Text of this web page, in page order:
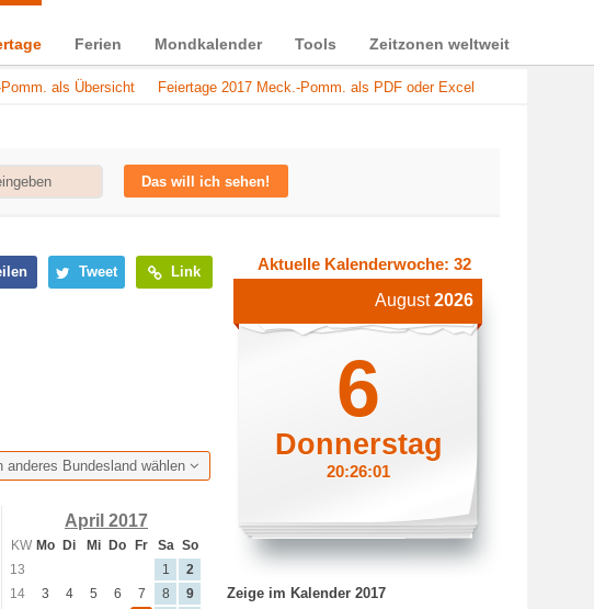
Ferien Mondkalender Tools Zeitzonen weltweit
als Übersicht Feiertage 2017 Meck.-Pomm. als PDF oder Excel
Das will ich sehen!
Tweet Link
anderes Bundesland wählen
April 2017
KW Mo Di Mi Do Fr Sa So
13
1
2
14
3 4 5 6 7 8
9
Aktuelle Kalenderwoche: 32
August2026
6
Donnerstag
20:26:02
Zeige im Kalender 2017